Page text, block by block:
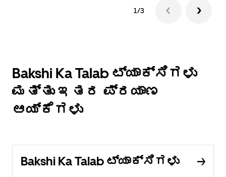
1/3
Bakshi Ka Talab ಟ್ಯಾಕ್ಸಿಗಳು
ಮತ್ತು ಇತರ ಪ್ರಯಾಣ
ಆಯ್ಕೆಗಳು
Bakshi Ka Talab ಟ್ಯಾಕ್ಸಿಗಳು